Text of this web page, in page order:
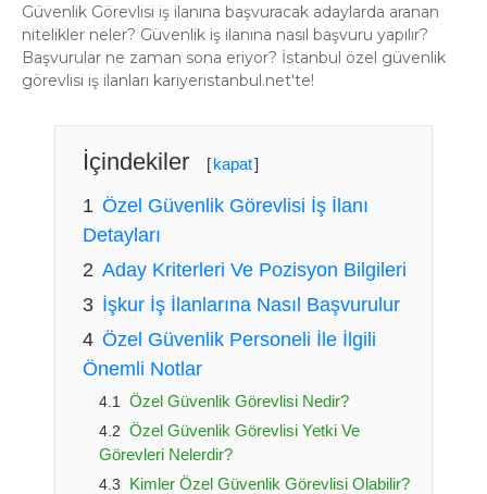
Güvenlik Görevlisi iş ilanına başvuracak adaylarda aranan
nitelikler neler? Güvenlik iş ilanına nasıl başvuru yapılır?
Başvurular ne zaman sona eriyor? İstanbul özel güvenlik
görevlisi iş ilanları kariyeristanbul.net'te!
İçindekiler [kapat]
Özel Güvenlik Görevlisi İş İlanı
Detayları
Aday Kriterleri Ve Pozisyon Bilgileri
İşkur İş İlanlarına Nasıl Başvurulur
Özel Güvenlik Personeli İle İlgili
Önemli Notlar
Özel Güvenlik Görevlisi Nedir?
Özel Güvenlik Görevlisi Yetki Ve
Görevleri Nelerdir?
Kimler Özel Güvenlik Görevlisi Olabilir?